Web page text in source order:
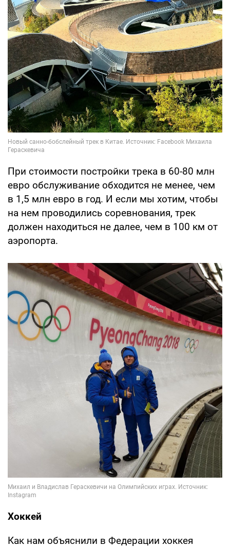
При стоимости постройки трека в 60-80 млн
евро обслуживание обходится не менее, чем
в 1,5 млн евро в год. И если мы хотим, чтобы
на нем проводились соревнования, трек
должен находиться не далее, чем в 100 км от
аэропорта.
Хоккей
Как нам объяснили в Федерации хоккея